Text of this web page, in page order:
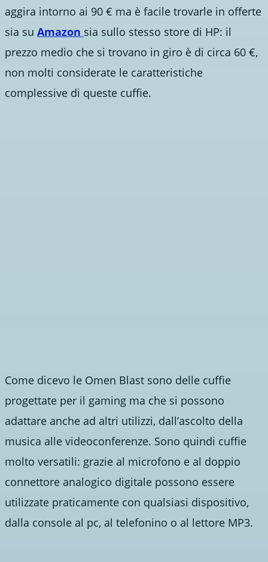
aggira intorno ai 90 € ma è facile trovarle in offerte
sia su Amazon sia sullo stesso store di HP: il
prezzo medio che si trovano in giro è di circa 60 €,
non molti considerate le caratteristiche
complessive di queste cuffie.
Come dicevo le Omen Blast sono delle cuffie
progettate per il gaming ma che si possono
adattare anche ad altri utilizzi, dall’ascolto della
musica alle videoconferenze. Sono quindi cuffie
molto versatili: grazie al microfono e al doppio
connettore analogico digitale possono essere
utilizzate praticamente con qualsiasi dispositivo,
dalla console al pc, al telefonino o al lettore MP3.